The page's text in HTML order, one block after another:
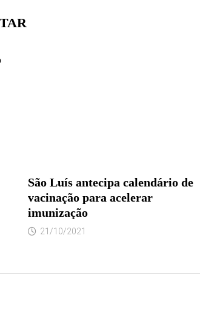
São Luís antecipa calendário de
vacinação para acelerar
imunização
21/10/2021